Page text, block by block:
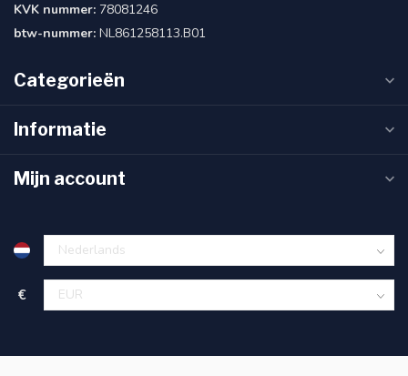
KVK nummer: 78081246
btw-nummer: NL861258113.B01
Categorieën
Informatie
Mijn account
€